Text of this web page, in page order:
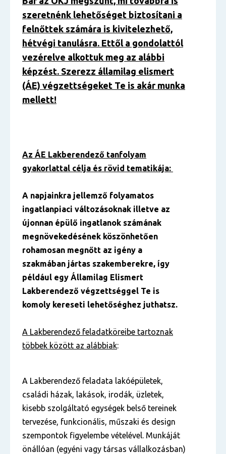
szeretnénk lehetőséget biztosítani a
felnőttek számára is kivitelezhető,
hétvégi tanulásra. Ettől a gondolattól
vezérelve alkottuk meg az alábbi
képzést. Szerezz államilag elismert
(ÁE) végzettségeket Te is akár munka
mellett!
Az ÁE Lakberendező tanfolyam
gyakorlattal célja és rövid tematikája:
A napjainkra jellemző folyamatos
ingatlanpiaci változásoknak illetve az
újonnan épülő ingatlanok számának
megnövekedésének köszönhetően
rohamosan megnőtt az igény a
szakmában jártas szakemberekre, így
például egy Államilag Elismert
Lakberendező végzettséggel Te is
komoly kereseti lehetőséghez juthatsz.
A Lakberendező feladatköreibe tartoznak
többek között az alábbiak:
A Lakberendező feladata lakóépületek,
családi házak, lakások, irodák, üzletek,
kisebb szolgáltató egységek belső tereinek
tervezése, funkcionális, műszaki és design
szempontok figyelembe vételével. Munkáját
önállóan (egyéni vagy társas vállalkozásban)